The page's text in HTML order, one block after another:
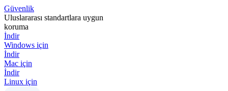
Güvenlik
Uluslararası standartlara uygun
koruma
İndir
Windows için
İndir
Mac için
İndir
Linux için